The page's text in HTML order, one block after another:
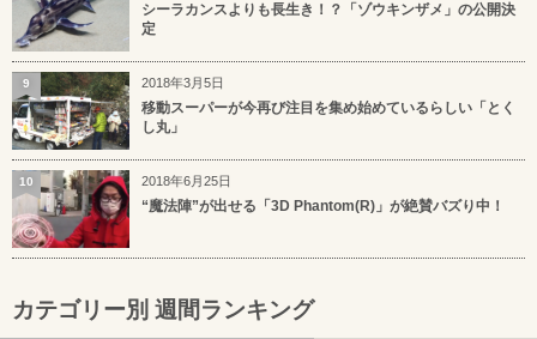
シーラカンスよりも長生き！？「ゾウキンザメ」の公開決
定
2018年3月5日
移動スーパーが今再び注目を集め始めているらしい「とく
し丸」
9
2018年6月25日
“魔法陣”が出せる「3D Phantom(R)」が絶賛バズり中！
10
カテゴリー別 週間ランキング